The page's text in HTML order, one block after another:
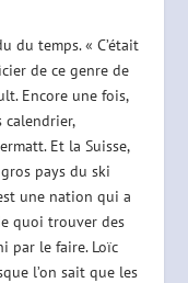
du temps. « C’était
de ce genre de
Encore une fois,
calendrier,
Et la Suisse,
pays du ski
une nation qui a
quoi trouver des
par le faire. Loïc
l’on sait que les